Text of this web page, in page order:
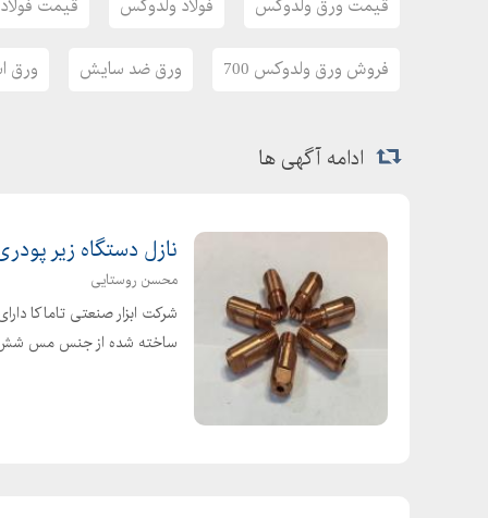
اینستاگرام :fooladdalakan
ایمیل: fooladrasuldalakan@gmail.com
قیمت ورق ولدوکس فولاد ولدوکس قیمت
فروش ورق ولدوکس 700 ورق ضد سایش ورق
ادامه آگهی ها
نازل دستگاه زیر
محسن روستایی
شرکت ابزار صنعتی تاماکا
ساخته شده از جنس مس شش پر